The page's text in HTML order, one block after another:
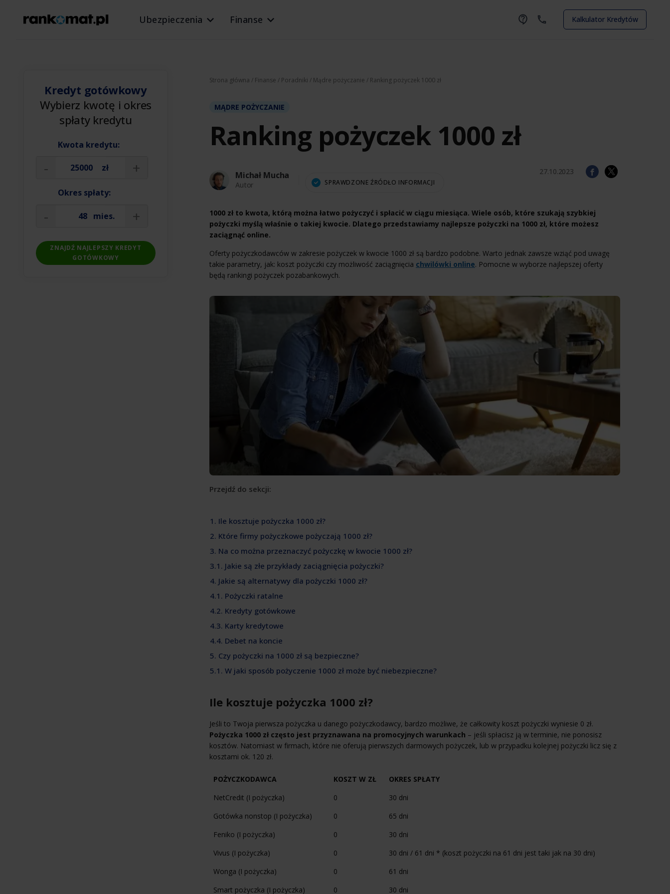
Ubezpieczenia Finanse Kalkulator Kredytów
Kredyt gotówkowy
Wybierz kwotę i okres
spłaty kredytu
Kwota kredytu:
- zł +
Okres spłaty:
- mies. +
ZNAJDŹ NAJLEPSZY KREDYT
GOTÓWKOWY
Strona główna / Finanse / Poradniki / Mądre pożyczanie / Ranking pożyczek 1000 zł
MĄDRE POŻYCZANIE
Ranking pożyczek 1000 zł
Michał Mucha
Autor SPRAWDZONE ŹRÓDŁO INFORMACJI
27.10.2023
1000 zł to kwota, którą można łatwo pożyczyć i spłacić w ciągu miesiąca. Wiele osób, które szukają szybkiej
pożyczki myślą właśnie o takiej kwocie. Dlatego przedstawiamy najlepsze pożyczki na 1000 zł, które możesz
zaciągnąć online.
Oferty pożyczkodawców w zakresie pożyczek w kwocie 1000 zł są bardzo podobne. Warto jednak zawsze wziąć pod uwagę
takie parametry, jak: koszt pożyczki czy możliwość zaciągnięcia chwilówki online. Pomocne w wyborze najlepszej oferty
będą rankingi pożyczek pozabankowych.
Przejdź do sekcji:
1. Ile kosztuje pożyczka 1000 zł?
2. Które firmy pożyczkowe pożyczają 1000 zł?
3. Na co można przeznaczyć pożyczkę w kwocie 1000 zł?
3.1. Jakie są złe przykłady zaciągnięcia pożyczki?
4. Jakie są alternatywy dla pożyczki 1000 zł?
4.1. Pożyczki ratalne
4.2. Kredyty gotówkowe
4.3. Karty kredytowe
4.4. Debet na koncie
5. Czy pożyczki na 1000 zł są bezpieczne?
5.1. W jaki sposób pożyczenie 1000 zł może być niebezpieczne?
Ile kosztuje pożyczka 1000 zł?
Jeśli to Twoja pierwsza pożyczka u danego pożyczkodawcy, bardzo możliwe, że całkowity koszt pożyczki wyniesie 0 zł.
Pożyczka 1000 zł często jest przyznawana na promocyjnych warunkach – jeśli spłacisz ją w terminie, nie ponosisz
kosztów. Natomiast w firmach, które nie oferują pierwszych darmowych pożyczek, lub w przypadku kolejnej pożyczki licz się z
kosztami ok. 120 zł.
POŻYCZKODAWCA KOSZT W ZŁ
OKRES SPŁATY
NetCredit (I pożyczka)
0
30 dni
Gotówka nonstop (I pożyczka)
0
65 dni
Feniko (I pożyczka)
0
30 dni
Vivus (I pożyczka)
0
30 dni / 61 dni * (koszt pożyczki na 61 dni jest taki jak na 30 dni)
Wonga (I pożyczka)
0
61 dni
Smart pożyczka (I pożyczka)
0
30 dni